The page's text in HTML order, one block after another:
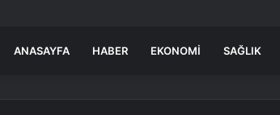
ANASAYFA HABER EKONOMI SAĞLIK